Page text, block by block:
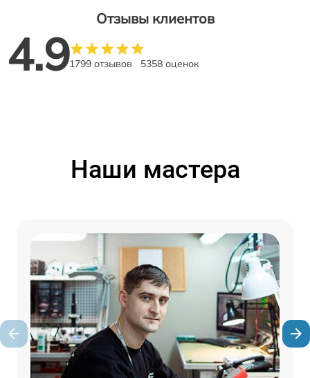
Отзывы клиентов
4.91799 отзывов 5358 оценок
Наши мастера